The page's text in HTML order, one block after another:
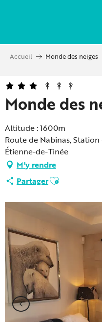
principal
Accueil Monde des neiges
Monde des
Altitude : 1600m
Route de Nabinas,
Étienne-de-Tinée
M'y rendre
PartagerAjouter aux